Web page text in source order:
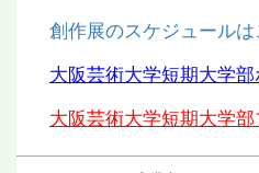
創作展のスケジュールは
大阪芸術大学短期大学
大阪芸術大学短期大学